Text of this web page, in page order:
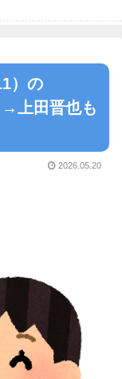
）の
→上田晋也も
2026.05.20